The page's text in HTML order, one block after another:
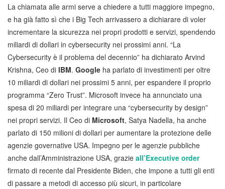
La chiamata alle armi serve a chiedere a tutti maggiore impegno,
e ha già fatto sì che i Big Tech arrivassero a dichiarare di voler
incrementare la sicurezza nei propri prodotti e servizi, spendendo
miliardi di dollari in cybersecurity nei prossimi anni. “La
Cybersecurity è il problema del decennio” ha dichiarato Arvind
Krishna, Ceo di IBM. Google ha parlato di investimenti per oltre
10 miliardi di dollari nei prossimi 5 anni, per espandere il proprio
programma “Zero Trust”. Microsoft invece ha annunciato una
spesa di 20 miliardi per integrare una “cybersecurity by design”
nei propri servizi. Il Ceo di Microsoft, Satya Nadella, ha anche
parlato di 150 milioni di dollari per aumentare la protezione delle
agenzie governative USA. Impegno per le agenzie pubbliche
anche dall’Amministrazione USA, grazie all’Executive order
firmato di recente dal Presidente Biden, che impone a tutti gli enti
di passare a metodi di accesso più sicuri, in particolare